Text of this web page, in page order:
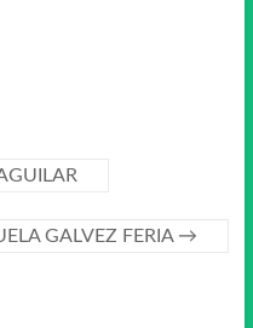
GALVEZ FERIA →